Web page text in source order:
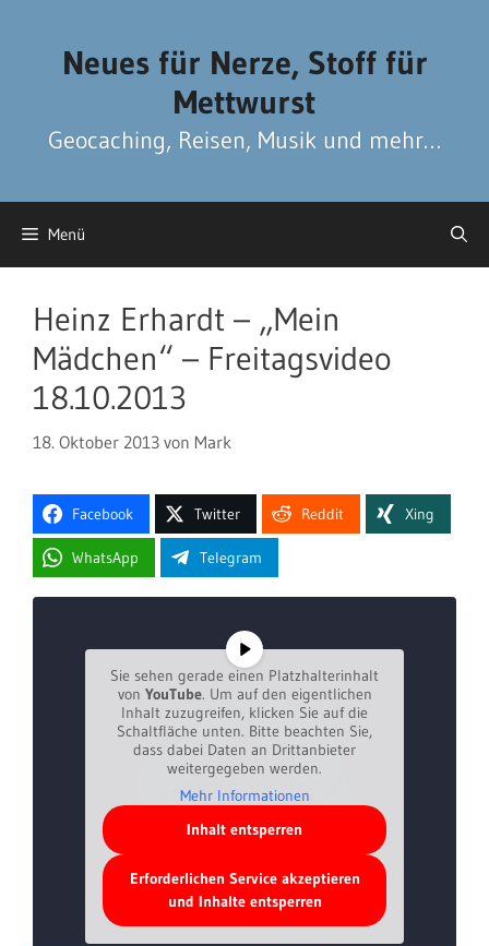
Neues für Nerze, Stoff für
Mettwurst
Geocaching, Reisen, Musik und mehr…
Menü
Heinz Erhardt – „Mein
Mädchen“ – Freitagsvideo
18.10.2013
18. Oktober 2013 von Mark
Facebook Twitter Reddit Xing
WhatsApp Telegram
Sie sehen gerade einen Platzhalterinhalt
von YouTube. Um auf den eigentlichen
Inhalt zuzugreifen, klicken Sie auf die
Schaltfläche unten. Bitte beachten Sie,
dass dabei Daten an Drittanbieter
weitergegeben werden.
Mehr Informationen
Inhalt entsperren
Erforderlichen Service akzeptieren
und Inhalte entsperren